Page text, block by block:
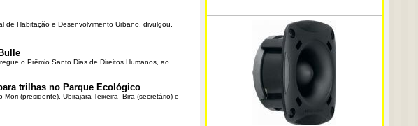
de Habitação e Desenvolvimento Urbano, divulgou,
o Prêmio Santo Dias de Direitos Humanos, ao
trilhas no Parque Ecológico
(presidente), Ubirajara Teixeira- Bira (secretário) e